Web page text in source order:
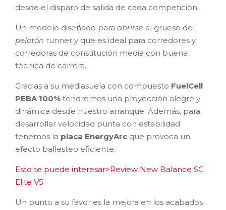
desde el disparo de salida de cada competición.
Un modelo diseñado para abrirse al grueso del
pelotón runner y que es ideal para corredores y
corredoras de constitución media con buena
técnica de carrera.
Gracias a su mediasuela con compuesto FuelCell
PEBA 100% tendremos una proyección alegre y
dinámica desde nuestro arranque. Además, para
desarrollar velocidad punta con estabilidad
tenemos la placa EnergyArc que provoca un
efecto ballesteo eficiente.
Esto te puede interesar>Review New Balance SC
Elite V5
Un punto a su favor es la mejora en los acabados